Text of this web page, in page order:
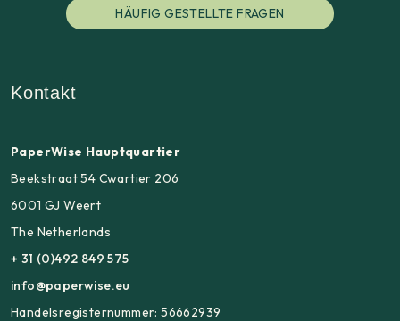
HÄUFIG GESTELLTE FRAGEN
Kontakt
PaperWise Hauptquartier
Beekstraat 54 Cwartier 206
6001 GJ Weert
The Netherlands
+ 31 (0)492 849 575
info@paperwise.eu
Handelsregisternummer: 56662939